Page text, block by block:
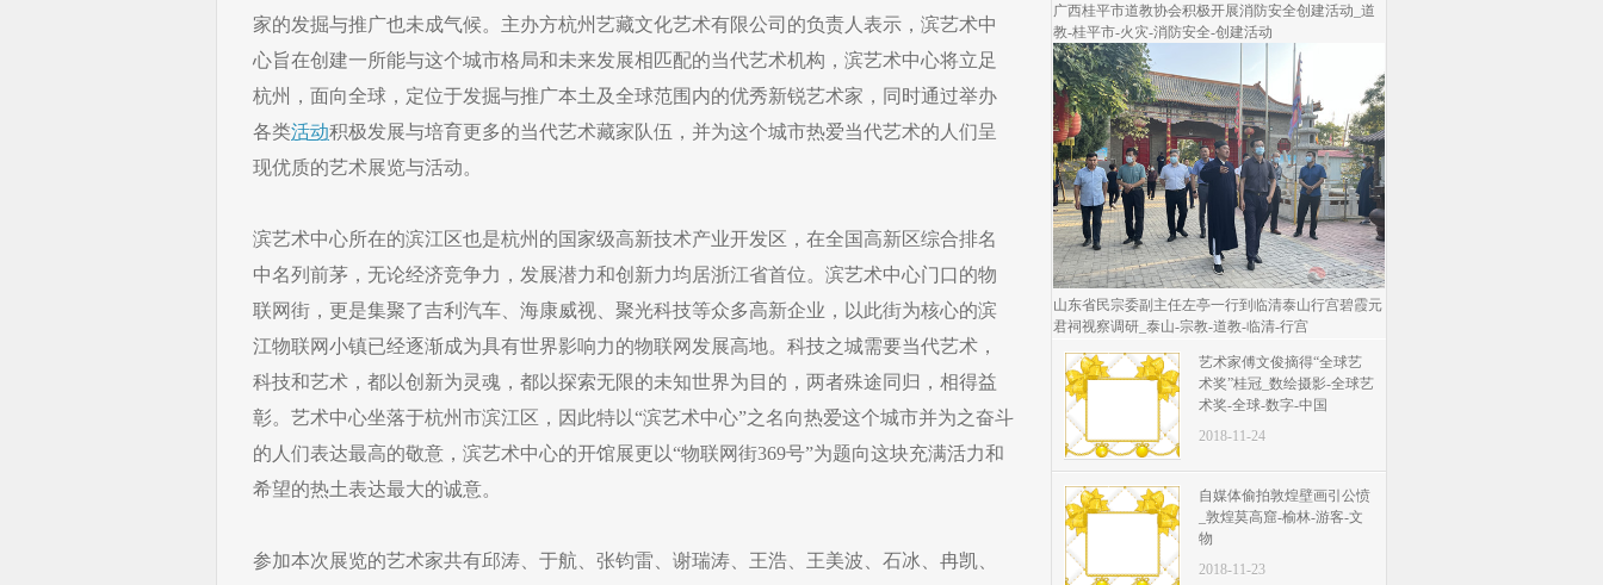
家的发掘与推广也未成气候。主办方杭州艺藏文化艺术有限公司的负责人表示，滨艺术中
心旨在创建一所能与这个城市格局和未来发展相匹配的当代艺术机构，滨艺术中心将立足
杭州，面向全球，定位于发掘与推广本土及全球范围内的优秀新锐艺术家，同时通过举办
各类活动积极发展与培育更多的当代艺术藏家队伍，并为这个城市热爱当代艺术的人们呈
现优质的艺术展览与活动。
滨艺术中心所在的滨江区也是杭州的国家级高新技术产业开发区，在全国高新区综合排名
中名列前茅，无论经济竞争力，发展潜力和创新力均居浙江省首位。滨艺术中心门口的物
联网街，更是集聚了吉利汽车、海康威视、聚光科技等众多高新企业，以此街为核心的滨
江物联网小镇已经逐渐成为具有世界影响力的物联网发展高地。科技之城需要当代艺术，
科技和艺术，都以创新为灵魂，都以探索无限的未知世界为目的，两者殊途同归，相得益
彰。艺术中心坐落于杭州市滨江区，因此特以“滨艺术中心”之名向热爱这个城市并为之奋斗
的人们表达最高的敬意，滨艺术中心的开馆展更以“物联网街369号”为题向这块充满活力和
希望的热土表达最大的诚意。
参加本次展览的艺术家共有邱涛、于航、张钧雷、谢瑞涛、王浩、王美波、石冰、冉凯、
广西桂平市道教协会积极开展消防安全创建活动_道
教-桂平市-火灾-消防安全-创建活动
山东省民宗委副主任左亭一行到临清泰山行宫碧霞元
君祠视察调研_泰山-宗教-道教-临清-行宫
艺术家傅文俊摘得“全球艺
术奖”桂冠_数绘摄影-全球艺
术奖-全球-数字-中国
2018-11-24
自媒体偷拍敦煌壁画引公愤
_敦煌莫高窟-榆林-游客-文
物
2018-11-23